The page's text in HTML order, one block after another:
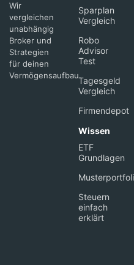
Wir
vergleichen
unabhängig
Broker und
Strategien
für deinen
Vermögensaufbau.
Sparplan
Vergleich
Robo
Advisor
Test
Tagesgeld
Vergleich
Firmendepot
Wissen
ETF
Grundlagen
Steuern
einfach
erklärt